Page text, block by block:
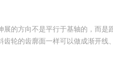
的方向不是平行于基轴的，而是
轮的齿廓面一样可以做成渐开线